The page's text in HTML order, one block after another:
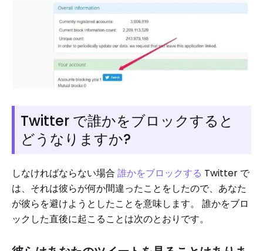
Twitter で誰かをブロックすると
どうなりますか?
しなければならない場合 誰かをブロックする Twitter で
は、それは彼らが何か間違ったことをしたので、あなた
が彼らを避けようとしたことを意味します。 誰かをブロ
ックした直後に起こることは次のとおりです。